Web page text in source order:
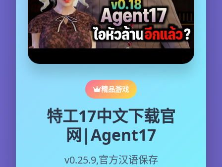
精品游戏
特工17中文下载官
网|Agent17
v0.25.9,官方汉语保存